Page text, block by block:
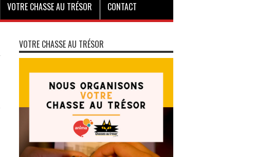
VOTRE CHASSE AU TRÉSOR CONTACT
VOTRE CHASSE AU TRÉSOR